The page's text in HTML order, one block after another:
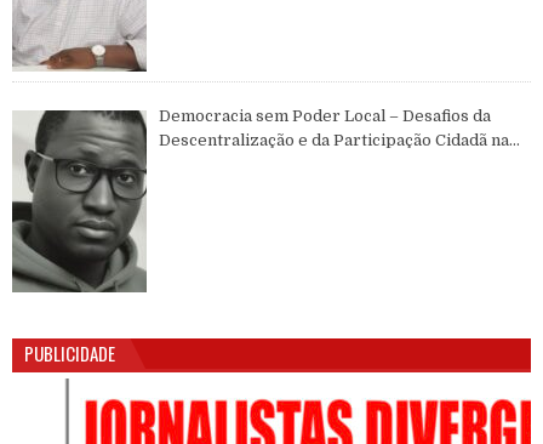
Democracia sem Poder Local – Desafios da
Descentralização e da Participação Cidadã na
PUBLICIDADE